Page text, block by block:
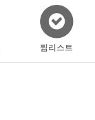
찜리스트